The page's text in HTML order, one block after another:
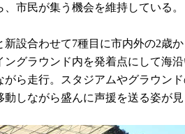
市民が集う機会を維持している。
設合わせて7種目に市内外の2歳
ングラウンド内を発着点にして海
がら走行。スタジアムやグラウン
しながら盛んに声援を送る姿が見